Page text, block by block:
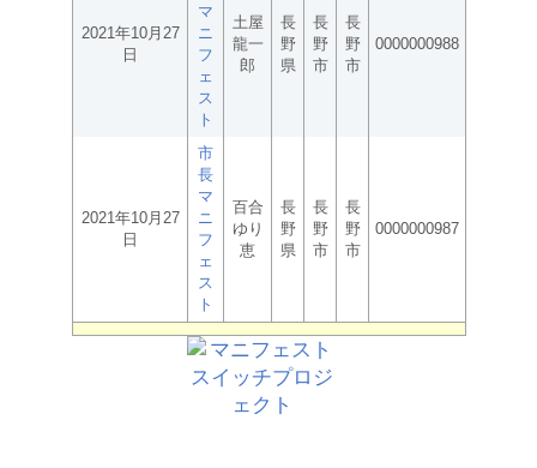
2021年10月27
日
マ
ニ
フ
ェ
ス
ト
土屋
龍一
郎
長
野
県
長
野
市
長
野
市
0000000988
2021年10月27
日
市
長
マ
ニ
フ
ェ
ス
ト
百合
ゆり
恵
長
野
県
長
野
市
長
野
市
0000000987